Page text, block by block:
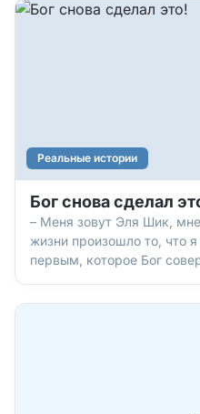
разочарования?
Реальные истории
Бог снова сделал
– Меня зовут Эля Шик,
жизни произошло то, что
первым, которое Бог